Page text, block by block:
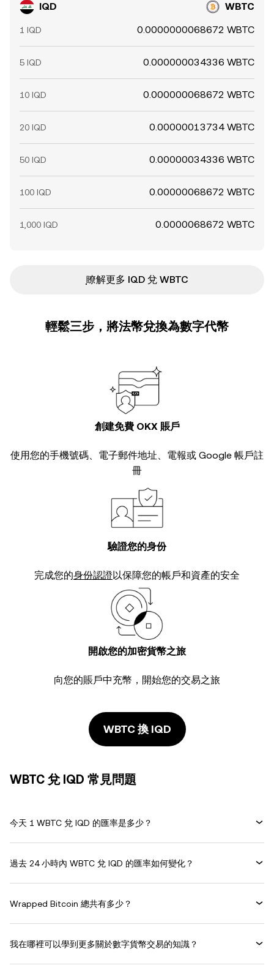
IQD WBTC
1 IQD 0.0000000068672 WBTC
5 IQD 0.000000034336 WBTC
10 IQD 0.000000068672 WBTC
20 IQD 0.00000013734 WBTC
50 IQD 0.00000034336 WBTC
100 IQD 0.00000068672 WBTC
1,000 IQD 0.0000068672 WBTC
ִִִִִִִִִִִִִִִִִִִִִִִִִִִִִִִִִִִִִִִִִִִִִִִ瞭解更多 IQD 兌 WBTC
輕鬆三步，將法幣兌換為數字代幣
創建免費 OKX 賬戶
使用您的手機號碼、電子郵件地址、電報或 Google 帳戶註
冊
驗證您的身份
完成您的身份認證以保障您的帳戶和資產的安全
開啟您的加密貨幣之旅
向您的賬戶中充幣，開始您的交易之旅
WBTC 換 IQD
WBTC 兌 IQD 常見問題
今天 1 WBTC 兌 IQD 的匯率是多少？
過去 24 小時內 WBTC 兌 IQD 的匯率如何變化？
Wrapped Bitcoin 總共有多少？
我在哪裡可以學到更多關於數字貨幣交易的知識？